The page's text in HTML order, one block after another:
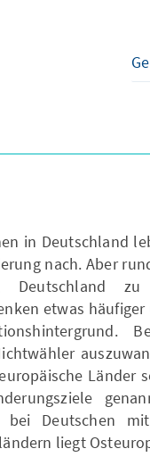
in Deutschland
nach. Aber
Deutschland zu
etwas
Länder
bei Deutschen
liegt